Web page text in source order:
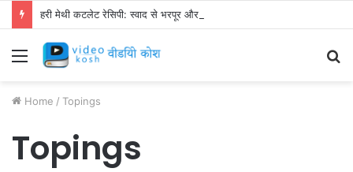
हरी मेथी कटलेट रेसिपी: स्वाद से भरपूर और स्वस्थ नाश्ता बनाएं!
Menu
Home / Topings
Topings